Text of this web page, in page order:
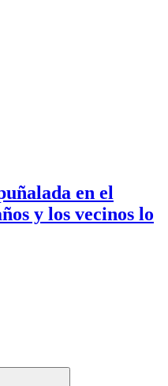
en el
y los vecinos lo